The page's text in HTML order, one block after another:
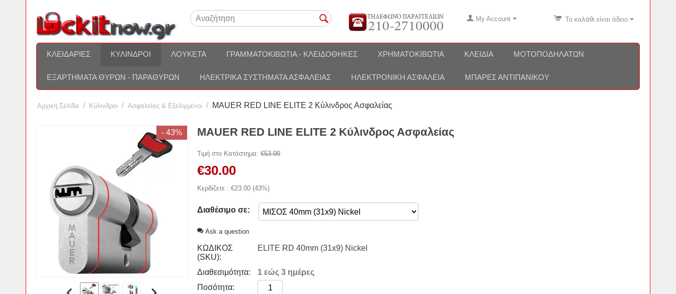
My Account Το καλάθι είναι άδειο
ΚΛΕΙΔΑΡΙΈΣ ΚΎΛΙΝΔΡΟΙ ΛΟΥΚΈΤΑ ΓΡΑΜΜΑΤΟΚΙΒΏΤΙΑ - ΚΛΕΙΔΟΘΉΚΕΣ ΧΡΗΜΑΤΟΚΙΒΏΤΙΑ ΚΛΕΙΔΙΆ ΜΟΤΟΠΟΔΗΛΆΤΩΝ
ΕΞΑΡΤΉΜΑΤΑ ΘΥΡΏΝ - ΠΑΡΑΘΎΡΩΝ ΗΛΕΚΤΡΙΚΆ ΣΥΣΤΉΜΑΤΑ ΑΣΦΑΛΕΊΑΣ ΗΛΕΚΤΡΟΝΙΚΉ ΑΣΦΆΛΕΙΑ ΜΠΆΡΕΣ ΑΝΤΙΠΑΝΙΚΟΎ
Αρχική Σελίδα / Κύλινδροι / Ασφαλείας & Εξελιγμένοι / MAUER RED LINE ELITE 2 Κύλινδρος Ασφαλείας
- 43% MAUER RED LINE ELITE 2 Κύλινδρος Ασφαλείας
Τιμή στο Κατάστημα: €53.00
€30.00
Κερδίζετε : €23.00 (43%)
Διαθέσιμο σε:
Ask a question
ΚΩΔΙΚΟΣ
(SKU):
ELITE RD 40mm (31x9) Nickel
Διαθεσιμότητα:
1 εώς 3 ημέρες
Ποσότητα: